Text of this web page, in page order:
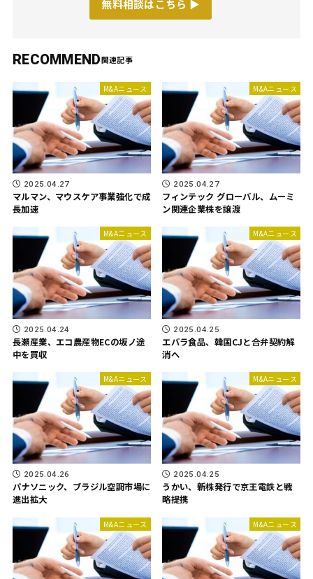
無料相談はこちら ▶︎
RECOMMEND
M&Aニュース
2025.04.27
マルマン、マウスケア事業強化で成
長加速
M&Aニュース
2025.04.27
フィンテック グローバル、ムーミ
ン関連企業株を譲渡
M&Aニュース
2025.04.24
長瀬産業、エコ農産物ECの坂ノ途
中を買収
M&Aニュース
2025.04.25
エバラ食品、韓国CJと合弁契約解
消へ
M&Aニュース
2025.04.26
パナソニック、ブラジル空調市場に
進出拡大
M&Aニュース
2025.04.25
うかい、新株発行で京王電鉄と戦
略提携
M&Aニュース M&Aニュース